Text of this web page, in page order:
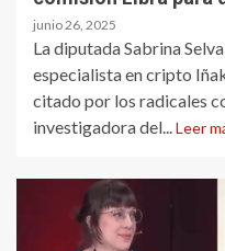
junio 26, 2025
La diputada Sabrina
especialista en cripto
citado por los radicales
investigadora del... Leer